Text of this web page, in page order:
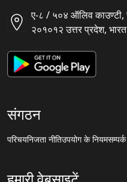
ए-८ / ५०४ ऑलिव काउण्टी,
२०१०१२ उत्तर प्रदेश, भारत
संगठन
परिचयनिजता नीतिउपयोग के नियम